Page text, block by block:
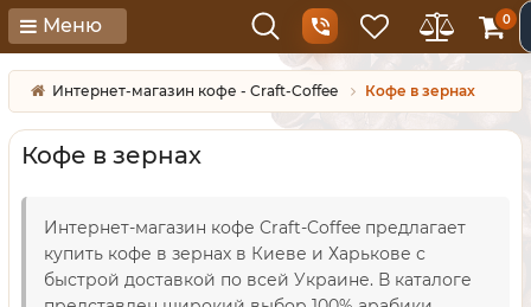
Меню 0
Интернет-магазин кофе - Craft-Coffee Кофе в зернах
Кофе в зернах
Интернет-магазин кофе Craft-Coffee предлагает
купить кофе в зернах в Киеве и Харькове с
быстрой доставкой по всей Украине. В каталоге